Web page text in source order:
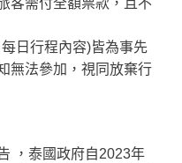
客需付全額票款，且不
日行程內容)皆為事先
無法參加，視同放棄行
，泰國政府自2023年